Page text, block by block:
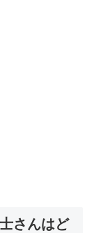
さんはど